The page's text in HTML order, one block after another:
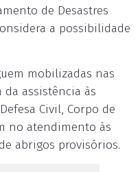
de Desastres
a possibilidade
mobilizadas nas
da assistência às
Civil, Corpo de
no atendimento às
abrigos provisórios.